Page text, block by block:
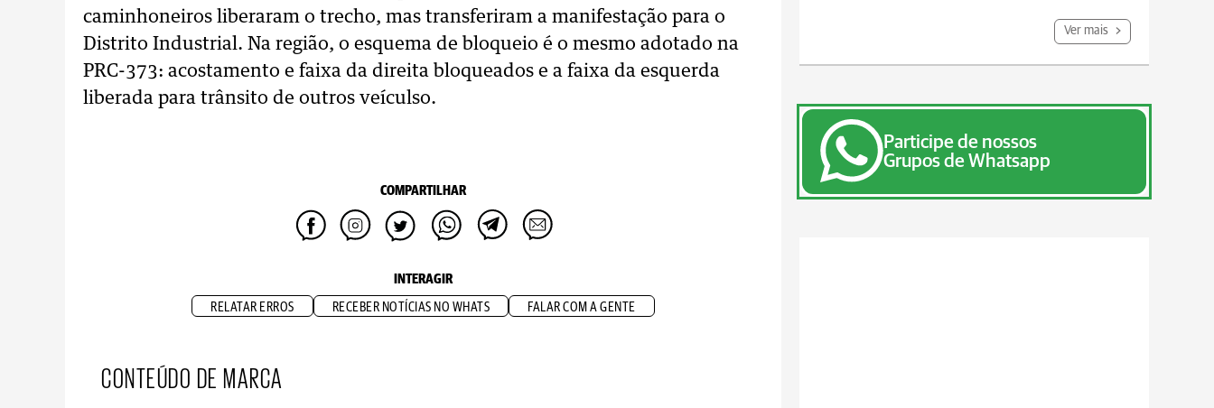
caminhoneiros liberaram o trecho, mas transferiram a manifestação para o
Distrito Industrial. Na região, o esquema de bloqueio é o mesmo adotado na
PRC-373: acostamento e faixa da direita bloqueados e a faixa da esquerda
liberada para trânsito de outros veículso.
COMPARTILHAR
INTERAGIR
RELATAR ERROS RECEBER NOTÍCIAS NO WHATS FALAR COM A GENTE
CONTEÚDO DE MARCA
Ver mais
Participe de nossos
Grupos de Whatsapp